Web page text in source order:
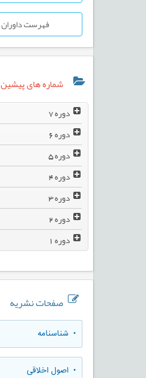
فهرست داوران
شماره های پیشین
دوره
دوره
دوره
دوره
دوره
دوره
دوره
صفحات نشریه
• شناسنامه
• اصول اخلاقی